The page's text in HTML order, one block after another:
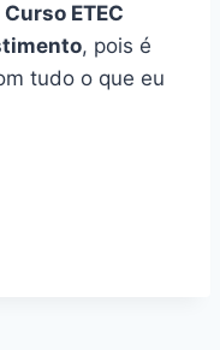
Curso ETEC
, pois é
tudo o que eu